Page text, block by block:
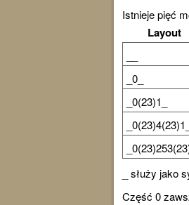
Istnieje pięć
Layout
_0_
_0(23)1_
_0(23)4(23)1_
_ służy
Część 0